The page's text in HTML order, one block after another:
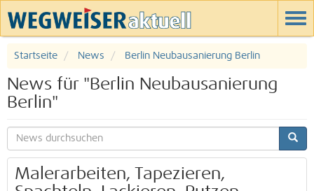
Startseite News Berlin Neubausanierung Berlin
News für "Berlin Neubausanierung
Berlin"
Malerarbeiten, Tapezieren,